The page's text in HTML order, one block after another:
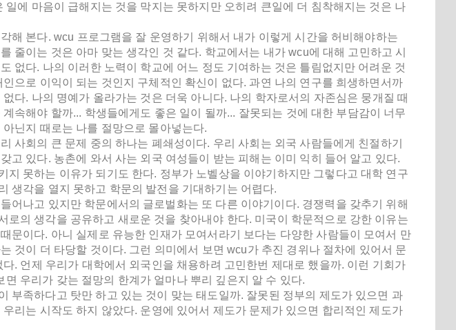
에 마음이 급해지는 것을 막지는 못하지만 오히려 큰일에 더 침착해지는 것은 나
해 본다. wcu 프로그램을 잘 운영하기 위해서 내가 이렇게 시간을 허비해야하는
줄이는 것은 아마 맞는 생각인 것 같다. 학교에서는 내가 wcu에 대해 고민하고 시
없다. 나의 이러한 노력이 학교에 어느 정도 기여하는 것은 틀림없지만 어려운 것
으로 이익이 되는 것인지 구체적인 확신이 없다. 과연 나의 연구를 희생하면서까
다. 나의 명예가 올라가는 것은 더욱 아니다. 나의 학자로서의 자존심은 뭉개질 때
속해야 할까... 학생들에게도 좋은 일이 될까... 잘못되는 것에 대한 부담감이 너무
닌지 때로는 나를 절망으로 몰아넣는다.
사회의 큰 문제 중의 하나는 폐쇄성이다. 우리 사회는 외국 사람들에게 친절하기
고 있다. 농촌에 와서 사는 외국 여성들이 받는 피해는 이미 익히 들어 알고 있다.
지 못하는 이유가 되기도 한다. 정부가 노벨상을 이야기하지만 그렇다고 대학 연구
생각을 열지 못하고 학문의 발전을 기대하기는 어렵다.
어나고 있지만 학문에서의 글로벌화는 또 다른 이야기이다. 경쟁력을 갖추기 위해
로의 생각을 공유하고 새로운 것을 찾아내야 한다. 미국이 학문적으로 강한 이유는
문이다. 아니 실제로 유능한 인재가 모여서라기 보다는 다양한 사람들이 모여서 만
것이 더 타당할 것이다. 그런 의미에서 보면 wcu가 추진 경위나 절차에 있어서 문
. 언제 우리가 대학에서 외국인을 채용하려 고민한번 제대로 했을까. 이런 기회가
우리가 갖는 절망의 한계가 얼마나 뿌리 깊은지 알 수 있다.
부족하다고 탓만 하고 있는 것이 맞는 태도일까. 잘못된 정부의 제도가 있으면 과
리는 시작도 하지 않았다. 운영에 있어서 제도가 문제가 있으면 합리적인 제도가